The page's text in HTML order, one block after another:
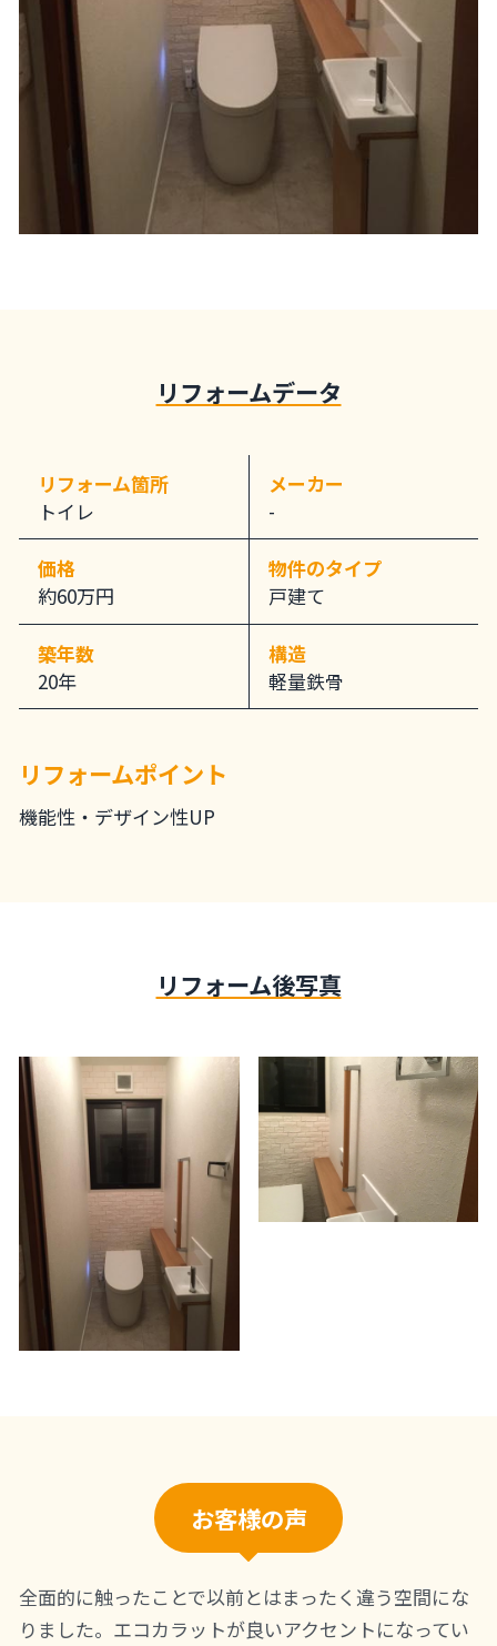
リフォームデータ
リフォーム箇所
トイレ
メーカー
-
価格
約60万円
物件のタイプ
戸建て
築年数
20年
構造
軽量鉄骨
リフォームポイント
機能性・デザイン性UP
リフォーム後写真
お客様の声
全面的に触ったことで以前とはまったく違う空間にな
りました。エコカラットが良いアクセントになってい